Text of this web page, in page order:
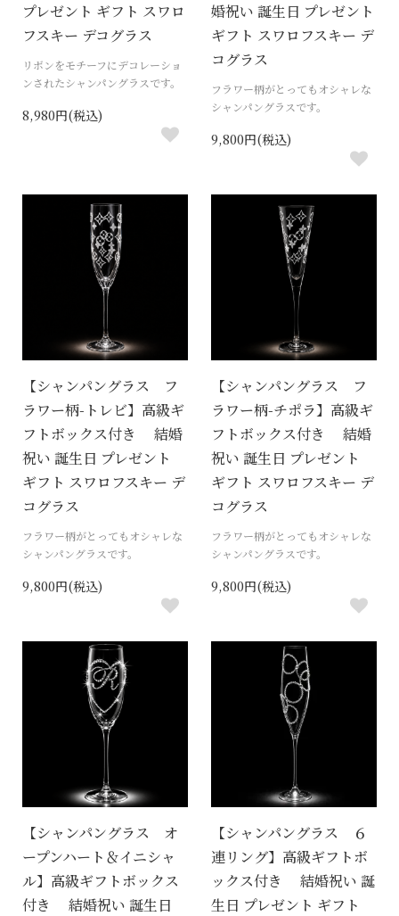
プレゼント ギフト スワロ
フスキー デコグラス
リボンをモチーフにデコレーショ
ンされたシャンパングラスです。
8,980円(税込)
婚祝い 誕生日 プレゼント
ギフト スワロフスキー デ
コグラス
フラワー柄がとってもオシャレな
シャンパングラスです。
9,800円(税込)
【シャンパングラス フ
ラワー柄-トレビ】高級ギ
フトボックス付き 結婚
祝い 誕生日 プレゼント
ギフト スワロフスキー デ
コグラス
フラワー柄がとってもオシャレな
シャンパングラスです。
9,800円(税込)
【シャンパングラス フ
ラワー柄-チポラ】高級ギ
フトボックス付き 結婚
祝い 誕生日 プレゼント
ギフト スワロフスキー デ
コグラス
フラワー柄がとってもオシャレな
シャンパングラスです。
9,800円(税込)
【シャンパングラス オ
ープンハート＆イニシャ
ル】高級ギフトボックス
付き 結婚祝い 誕生日
【シャンパングラス ６
連リング】高級ギフトボ
ックス付き 結婚祝い 誕
生日 プレゼント ギフト